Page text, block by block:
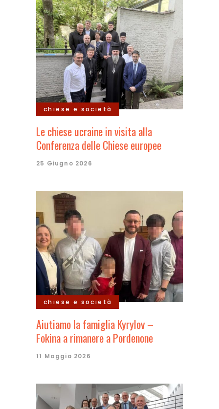
chiese e società
Le chiese ucraine in visita alla
Conferenza delle Chiese europee
25 Giugno 2026
chiese e società
Aiutiamo la famiglia Kyrylov –
Fokina a rimanere a Pordenone
11 Maggio 2026